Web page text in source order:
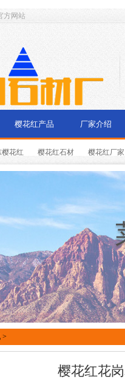
方网站
樱花红产品 厂家介绍
樱花红 樱花红石材 樱花红厂家
>
樱花红花